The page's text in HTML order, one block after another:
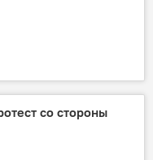
со стороны